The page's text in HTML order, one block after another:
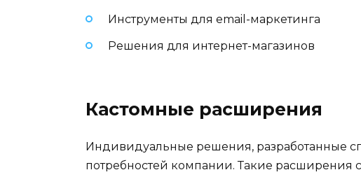
Инструменты для email-маркетинга
Решения для интернет-магазинов
Кастомные расширения
Индивидуальные решения, разработанные
потребностей компании. Такие расширения